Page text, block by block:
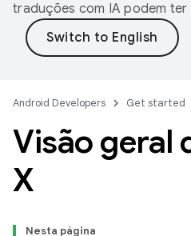
traduções com IA podem ter
Android Developers Get started
Visão geral
X
Nesta página